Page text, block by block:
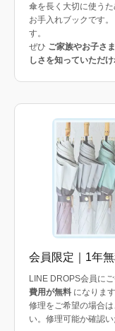
傘を長く大切に使う
お手入れブックです
す。
ぜひ ご家族やお子さ
しさを知っていただ
会員限定｜1年
LINE DROPS会員にご
費用が無料 になります
修理をご希望の場合
い。修理可能か確認い